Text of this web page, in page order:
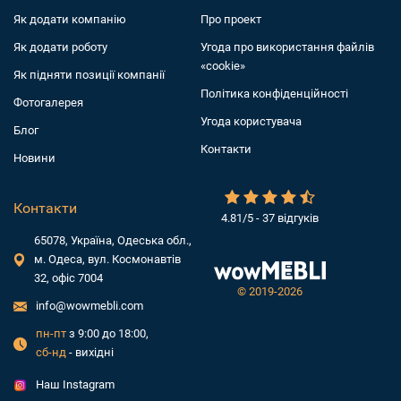
© 2019-2026
4.81/5 - 37 відгуків
Як додати компанiю
Як додати роботу
Як підняти позиції компанії
Фотогалерея
Блог
Новини
Про проект
Угода про використання файлів
«cookie»
Політика конфіденційності
Угода користувача
Контакти
Контакти
65078, Україна, Одеська обл.,
м. Одеса, вул. Космонавтів
32, офіс 7004
info@wowmebli.com
пн-пт з 9:00 до 18:00,
сб-нд - вихідні
Наш Instagram